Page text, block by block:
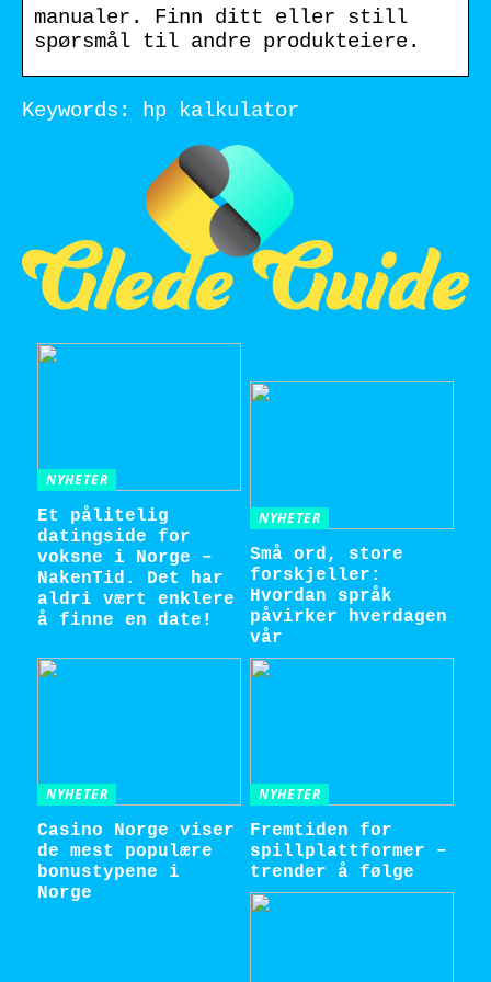
manualer. Finn ditt eller still
spørsmål til andre produkteiere.
Keywords: hp kalkulator
NYHETER
Et pålitelig
datingside for
voksne i Norge –
NakenTid. Det har
aldri vært enklere
å finne en date!
NYHETER
Små ord, store
forskjeller:
Hvordan språk
påvirker hverdagen
vår
NYHETER
Casino Norge viser
de mest populære
bonustypene i
Norge
NYHETER
Fremtiden for
spillplattformer –
trender å følge